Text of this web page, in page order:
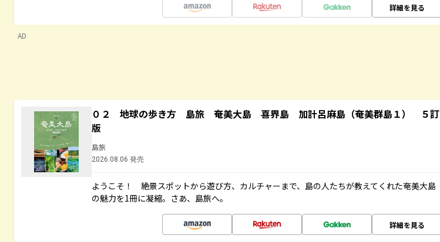
詳細を見る
AD
０２ 地球の歩き方 島旅 奄美大島 喜界島 加計呂麻島（奄美群島１） ５訂
版
島旅
2026.08.06 発売
ようこそ！ 絶景スポットから遊び方、カルチャーまで、島の人たちが教えてくれた奄美大島
の魅力を1冊に凝縮。さあ、島旅へ。
詳細を見る